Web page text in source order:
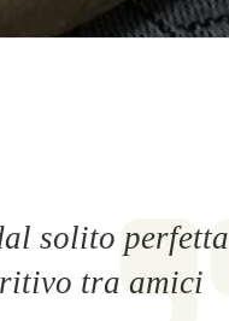
solito perfetta
tra amici